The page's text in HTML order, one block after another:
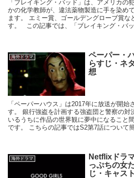
「ブレイキング・バッド」は、アメリカの
かの化学教師が、違法薬物製造に手を染め
ます。 エミー賞、ゴールデングローブ賞な
す。 この記事では、「ブレイキング・バ
海外ドラマ
ペーパー
らすじ・ネ
想
「ペーパーハウス」は2017年に放送が開始
す。 銀行強盗を計画する強盗団と警察の対
いるうちに作品の世界観に夢中になること
です。 こちらの記事ではS2第7話について簡
海外ドラマ
Netflixドラ
っぷちの女
じ・キャス